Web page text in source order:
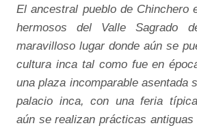
El ancestral pueblo de Chinchero
hermosos del Valle Sagrado
maravilloso lugar donde aún se
cultura inca tal como fue en
una plaza incomparable asentada
palacio inca, con una feria
aún se realizan prácticas